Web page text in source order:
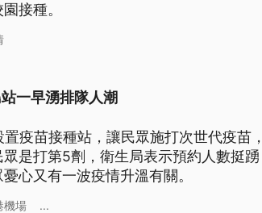
接種。
一早湧排隊人潮
疫苗接種站，讓民眾施打次世代疫苗，
是打第5劑，衛生局表示預約人數挺踴
心又有一波疫情升溫有關。
機場 ...